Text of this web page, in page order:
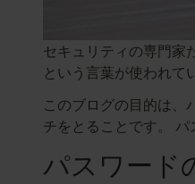
セキュリティの専門家
という言葉が使われて
このブログの目的は、
チをとることです。
パスワード